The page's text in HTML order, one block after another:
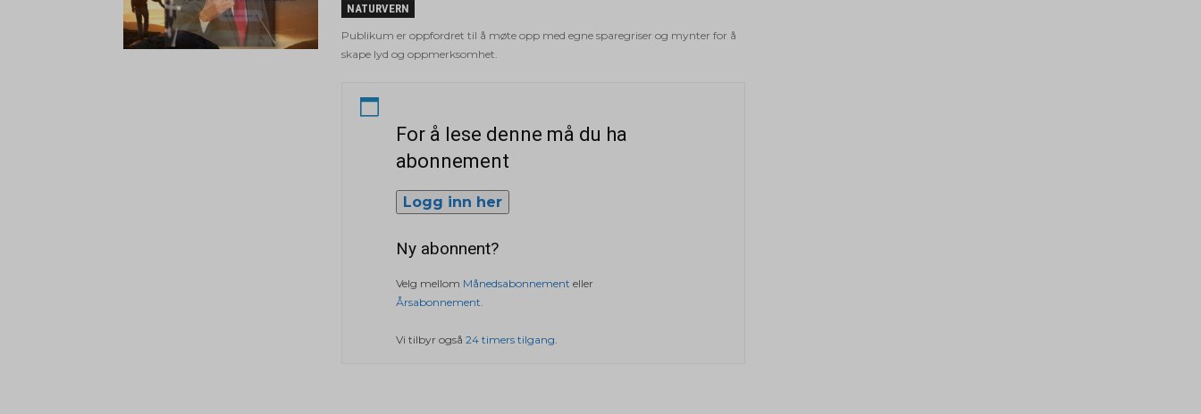
NATURVERN
Publikum er oppfordret til å møte opp med egne sparegriser og mynter for å
skape lyd og oppmerksomhet.
For å lese denne må du ha
abonnement
Logg inn her
Ny abonnent?
Velg mellom Månedsabonnement eller
Årsabonnement.
Vi tilbyr også 24 timers tilgang.